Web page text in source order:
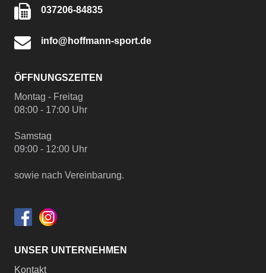
037206-84835
info@hoffmann-sport.de
ÖFFNUNGSZEITEN
Montag - Freitag
08:00 - 17:00 Uhr
Samstag
09:00 - 12:00 Uhr
sowie nach Vereinbarung.
UNSER UNTERNEHMEN
Kontakt